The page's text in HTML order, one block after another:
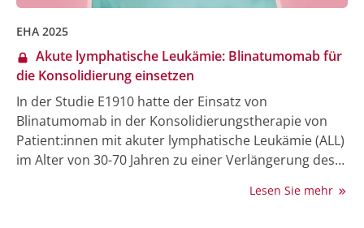
EHA 2025
Akute lymphatische Leukämie: Blinatumomab für
die Konsolidierung einsetzen
In der Studie E1910 hatte der Einsatz von
Blinatumomab in der Konsolidierungstherapie von
Patient:innen mit akuter lymphatische Leukämie (ALL)
im Alter von 30-70 Jahren zu einer Verlängerung des
geführt [1]. Während des EHA 2025 wurden die
Lesen Sie mehr